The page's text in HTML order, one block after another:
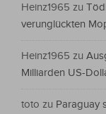
Heinz1965 zu
verunglückten
Heinz1965 zu
Milliarden US-
toto zu Paraguay